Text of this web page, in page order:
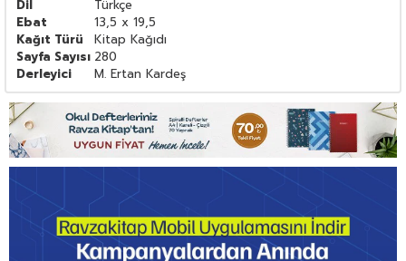
Dil
Türkçe
Ebat
13,5 x 19,5
Kağıt Türü
Kitap Kağıdı
Sayfa Sayısı 280
Derleyici
M. Ertan Kardeş